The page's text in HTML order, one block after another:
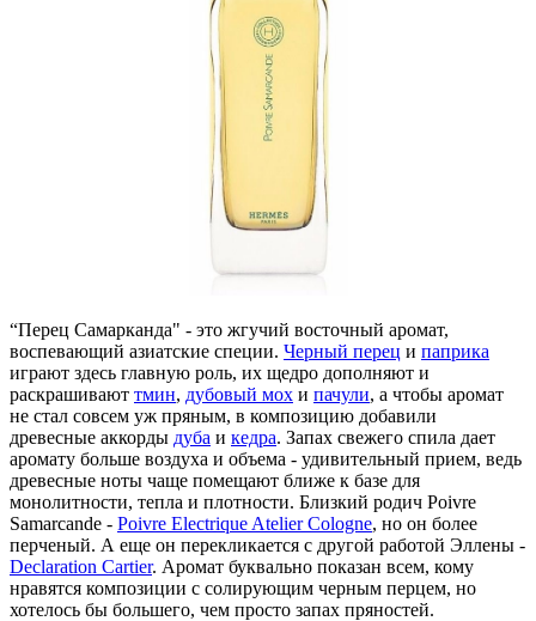
“Перец Самарканда" - это жгучий восточный аромат,
воспевающий азиатские специи. Черный перец и паприка
играют здесь главную роль, их щедро дополняют и
раскрашивают тмин, дубовый мох и пачули, а чтобы аромат
не стал совсем уж пряным, в композицию добавили
древесные аккорды дуба и кедра. Запах свежего спила дает
аромату больше воздуха и объема - удивительный прием, ведь
древесные ноты чаще помещают ближе к базе для
монолитности, тепла и плотности. Близкий родич Poivre
Samarcande - Poivre Electrique Atelier Cologne, но он более
перченый. А еще он перекликается с другой работой Эллены -
Declaration Cartier. Аромат буквально показан всем, кому
нравятся композиции с солирующим черным перцем, но
хотелось бы большего, чем просто запах пряностей.